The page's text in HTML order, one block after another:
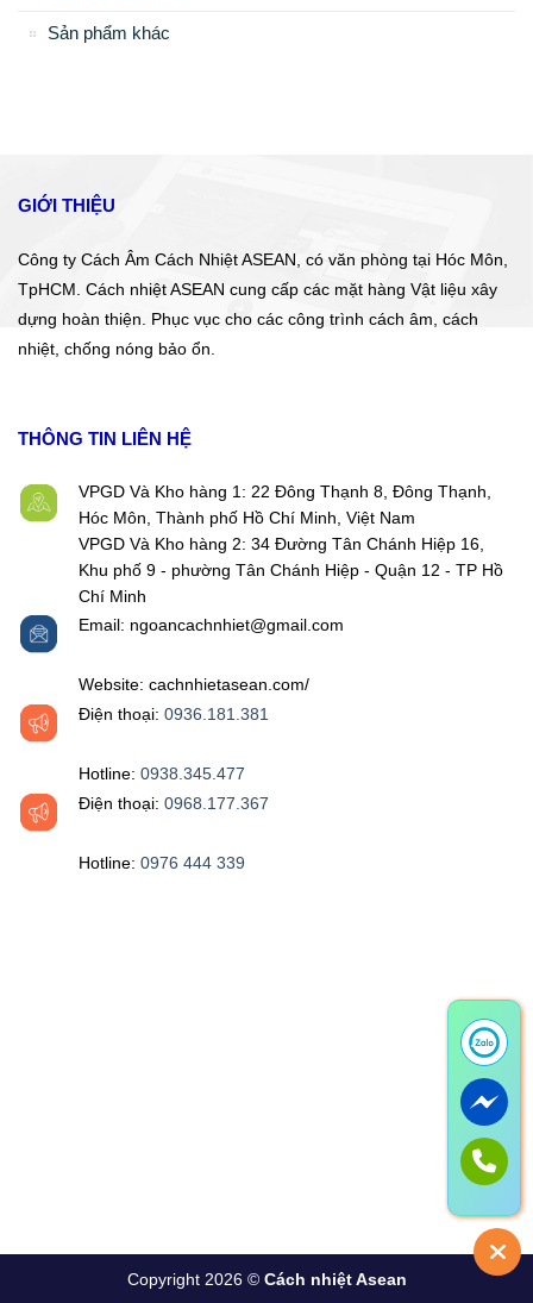
Sản phẩm khác
GIỚI THIỆU
Công ty Cách Âm Cách Nhiệt ASEAN, có văn phòng tại Hóc Môn,
TpHCM. Cách nhiệt ASEAN cung cấp các mặt hàng Vật liệu xây
dựng hoàn thiện. Phục vục cho các công trình cách âm, cách
nhiệt, chống nóng bảo ổn.
THÔNG TIN LIÊN HỆ
VPGD Và Kho hàng 1: 22 Đông Thạnh 8, Đông Thạnh,
Hóc Môn, Thành phố Hồ Chí Minh, Việt Nam
VPGD Và Kho hàng 2: 34 Đường Tân Chánh Hiệp 16,
Khu phố 9 - phường Tân Chánh Hiệp - Quận 12 - TP Hồ
Chí Minh
Email: ngoancachnhiet@gmail.com
Website: cachnhietasean.com/
Điện thoại: 0936.181.381
Hotline: 0938.345.477
Điện thoại: 0968.177.367
Hotline: 0976 444 339‬
Copyright 2026 © Cách nhiệt Asean